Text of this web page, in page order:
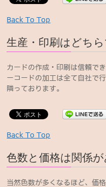
Back To Top
生産・印刷はどちら
カードの作成・印刷は信頼で
ーコードの加工は全て自社で
隣っております。
Back To Top
色数と価格は関係
当然色数が多くなるほど、価